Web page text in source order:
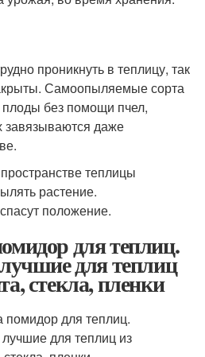
проникнуть в теплицу, так
Самоопыляемые сорта
без помощи пчел,
завязываются даже
теплицы
растение.
положение.
для теплиц.
для теплиц
стекла, пленки